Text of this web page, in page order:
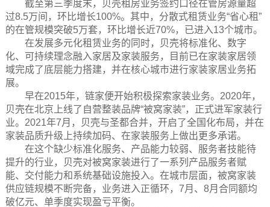
截至第三季度末，贝壳租房业务签约口径在管房源量超
过8.5万间，环比增长100%。其中，分散式租赁业务“省心租”
的在管规模突破5万套，环比增长近70%，已进入13个城市。
在发展多元化租赁业务的同时，贝壳将标准化、数字
化、可持续理念融入家居及家装服务，目前已在家装家居领
域完成了底层能力搭建，并在核心城市进行家装家居业务拓
展。
早在2015年，链家便开始积极探索家装业务。2020年，
贝壳在北京上线了自营整装品牌“被窝家装”，正式进军家装行
业。2021年7月，贝壳与圣都合并，开启了全国化布局，并在
家装品质升级上持续加码、在家装服务上做出更多承诺。
在这个缺少标准化服务、产品能力较弱、服务者技能待
提升的行业，贝壳对被窝家装进行了一系列产品服务者赋
能、交付能力和系统基础设施投入。在城市层面，被窝家装
供应链规模不断完备，业务进入正循环，7月、8月合同额均
破亿元、单季度实现盈亏平衡。